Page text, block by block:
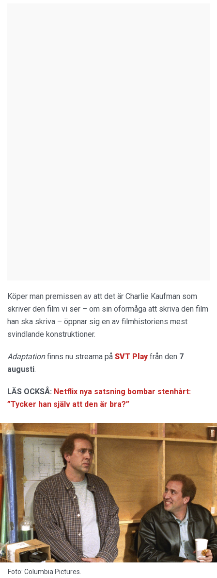
Köper man premissen av att det är Charlie Kaufman som
skriver den film vi ser – om sin oförmåga att skriva den film
han ska skriva – öppnar sig en av filmhistoriens mest
svindlande konstruktioner.
Adaptationfinns nu streama på SVT Playfrån den 7
augusti.
LÄS OCKSÅ: Netflix nya satsning bombar stenhårt:
”Tycker han själv att den är bra?”
Foto: Columbia Pictures.